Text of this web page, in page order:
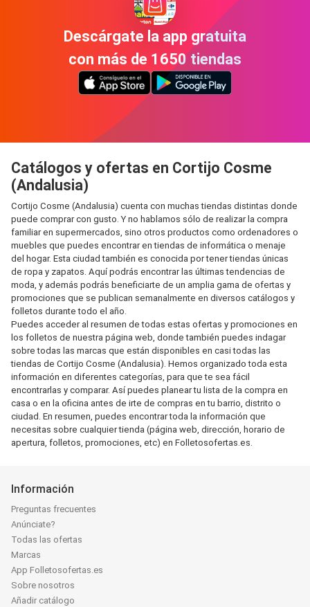
Descárgate la app gratuita
con más de 1650 tiendas
Catálogos y ofertas en Cortijo Cosme
(Andalusia)
Cortijo Cosme (Andalusia) cuenta con muchas tiendas distintas donde
puede comprar con gusto. Y no hablamos sólo de realizar la compra
familiar en supermercados, sino otros productos como ordenadores o
muebles que puedes encontrar en tiendas de informática o menaje
del hogar. Esta ciudad también es conocida por tener tiendas únicas
de ropa y zapatos. Aquí podrás encontrar las últimas tendencias de
moda, y además podrás beneficiarte de un amplia gama de ofertas y
promociones que se publican semanalmente en diversos catálogos y
folletos durante todo el año.
Puedes acceder al resumen de todas estas ofertas y promociones en
los folletos de nuestra página web, donde también puedes indagar
sobre todas las marcas que están disponibles en casi todas las
tiendas de Cortijo Cosme (Andalusia). Hemos organizado toda esta
información en diferentes categorías, para que te sea fácil
encontrarlas y comparar. Así puedes planear tu lista de la compra en
casa o en la oficina antes de irte de compras en tu barrio, distrito o
ciudad. En resumen, puedes encontrar toda la información que
necesitas sobre cualquier tienda (página web, dirección, horario de
apertura, folletos, promociones, etc) en Folletosofertas.es.
Información
Preguntas frecuentes
Anúnciate?
Todas las ofertas
Marcas
App Folletosofertas.es
Sobre nosotros
Añadir catálogo